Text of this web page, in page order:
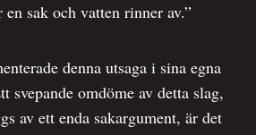
sak och vatten rinner av.”
denna utsaga i sina egna
svepande omdöme av detta slag,
av ett enda sakargument, är det